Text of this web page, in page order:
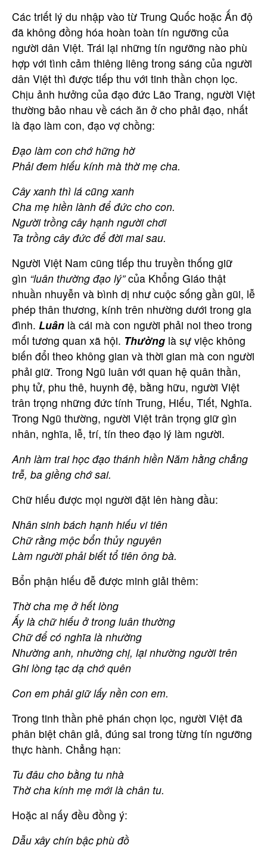
Các triết lý du nhập vào từ Trung Quốc hoặc Ấn độ
đã không đồng hóa hoàn toàn tín ngưỡng của
người dân Việt. Trái lại những tín ngưỡng nào phù
hợp với tình cảm thiêng liêng trong sáng của người
dân Việt thì được tiếp thu với tinh thần chọn lọc.
Chịu ảnh hưởng của đạo đức Lão Trang, người Việt
thường bảo nhau về cách ăn ở cho phải đạo, nhất
là đạo làm con, đạo vợ chồng:
Đạo làm con chớ hững hờ
Phải đem hiếu kính mà thờ mẹ cha.
Cây xanh thì lá cũng xanh
Cha mẹ hiền lành để đức cho con.
Người trồng cây hạnh người chơi
Ta trồng cây đức để đời mai sau.
Người Việt Nam cũng tiếp thu truyền thống giữ
gìn “luân thường đạo lý”của Khổng Giáo thật
nhuần nhuyễn và bình dị như cuộc sống gần gũi, lễ
phép thân thương, kính trên nhường dưới trong gia
đình. Luân là cái mà con người phải noi theo trong
mối tương quan xã hội. Thường là sự việc không
biến đổi theo không gian và thời gian mà con người
phải giữ. Trong Ngũ luân với quan hệ quân thần,
phụ tử, phu thê, huynh đệ, bằng hữu, người Việt
trân trọng những đức tính Trung, Hiếu, Tiết, Nghĩa.
Trong Ngũ thường, người Việt trân trọng giữ gìn
nhân, nghĩa, lễ, trí, tín theo đạo lý làm người.
Anh làm trai học đạo thánh hiền Năm hằng chẳng
trễ, ba giềng chớ sai.
Chữ hiếu được mọi người đặt lên hàng đầu:
Nhân sinh bách hạnh hiếu vi tiên
Chữ rằng mộc bổn thủy nguyên
Làm người phải biết tổ tiên ông bà.
Bổn phận hiếu đễ được minh giải thêm:
Thờ cha mẹ ở hết lòng
Ấy là chữ hiếu ở trong luân thường
Chữ để có nghĩa là nhường
Nhường anh, nhường chị, lại nhường người trên
Ghi lòng tạc dạ chớ quên
Con em phải giữ lấy nền con em.
Trong tinh thần phê phán chọn lọc, người Việt đã
phân biệt chân giả, đúng sai trong từng tín ngưỡng
thực hành. Chẳng hạn:
Tu đâu cho bằng tu nhà
Thờ cha kính mẹ mới là chân tu.
Hoặc ai nấy đều đồng ý:
Dẫu xây chín bậc phù đồ